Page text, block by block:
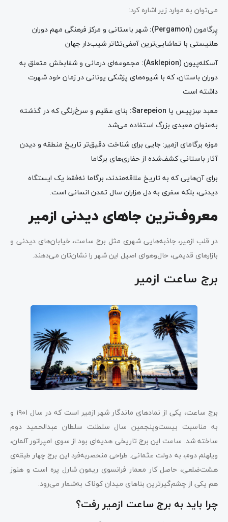
می‌توان به موارد زیر اشاره کرد:
پِرگامون (Pergamon): شهر باستانی و مرکز فرهنگی مهم دوران
هلنیستی با تماشایی‌ترین آمفی‌تئاتر شیب‌دار جهان
آسکله‌پیون (Asklepion): مجموعه‌ای درمانی و شفابخش متعلق به
دوران باستان، که با شیوه‌های پزشکی یونانی در زمان خود شهرت
داشته است
معبد سِرَپیس یا Sarepeion: بنای عظیم و سرخ‌رنگی که در گذشته
به‌عنوان معبدی بزرگ استفاده می‌شد
موزه برگامای ازمیر: جایی برای شناخت دقیق‌تر تاریخ منطقه و دیدن
آثار باستانی کشف‌شده از حفاری‌های برگاما
برای آن‌هایی که به تاریخ علاقه‌مندند، برگاما نه‌فقط یک ایستگاه
دیدنی، بلکه سفری به دل هزاران سال تمدن انسانی است.
معروف‌ترین جاهای دیدنی ازمیر
در قلب ازمیر، جاذبه‌هایی شهری مثل برج ساعت، خیابان‌های دیدنی و
بازارهای قدیمی، حال‌وهوای اصیل این شهر را نشان‌تان می‌دهند.
برج ساعت ازمیر
برج ساعت، یکی از نمادهای ماندگار شهر ازمیر است که در سال ۱۹۰۱ و
به مناسبت بیست‌وپنجمین سال سلطنت سلطان عبدالحمید دوم
ساخته شد. ساعت این برج تاریخی هدیه‌ای بود از سوی امپراتور آلمان،
ویلهلم دوم، به دولت عثمانی. طراحی منحصربه‌فرد این برج چهار طبقه‌ی
هشت‌ضلعی، حاصل کار معمار فرانسوی ریمون شارل پره است و هنوز
هم یکی از چشم‌گیرترین بناهای میدان کوناک به‌شمار می‌رود.
چرا باید به برج ساعت ازمیر رفت؟